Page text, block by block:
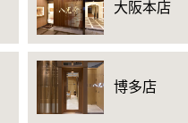
大阪本店
博多店